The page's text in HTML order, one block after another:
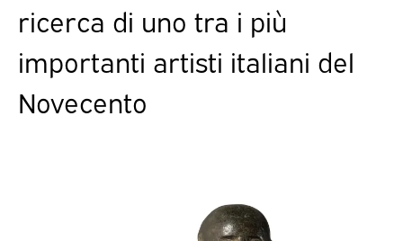
ricerca di uno tra i più
importanti artisti italiani del
Novecento